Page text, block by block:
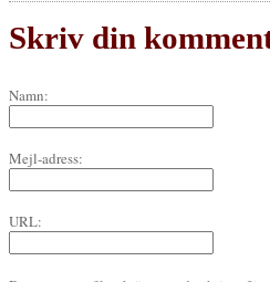
Skriv din
Namn:
Mejl-adress:
URL: